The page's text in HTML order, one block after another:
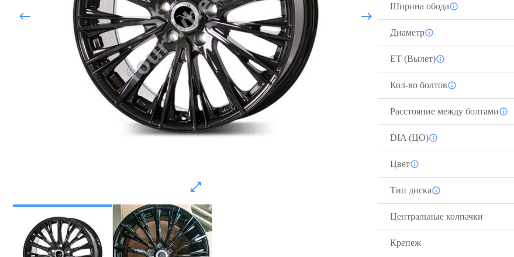
Ширина обода
Диаметр
ЕТ (Вылет)
Кол-во болтов
Расстояние между болтами
DIA (ЦО)
Цвет
Тип диска
Центральные колпачки
Крепеж